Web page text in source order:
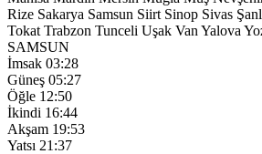
Rize Sakarya Samsun Siirt Sinop Sivas
Tokat Trabzon Tunceli Uşak Van Yalova
SAMSUN
İmsak 03:28
Güneş 05:27
Öğle 12:50
İkindi 16:44
Akşam 19:53
Yatsı 21:37